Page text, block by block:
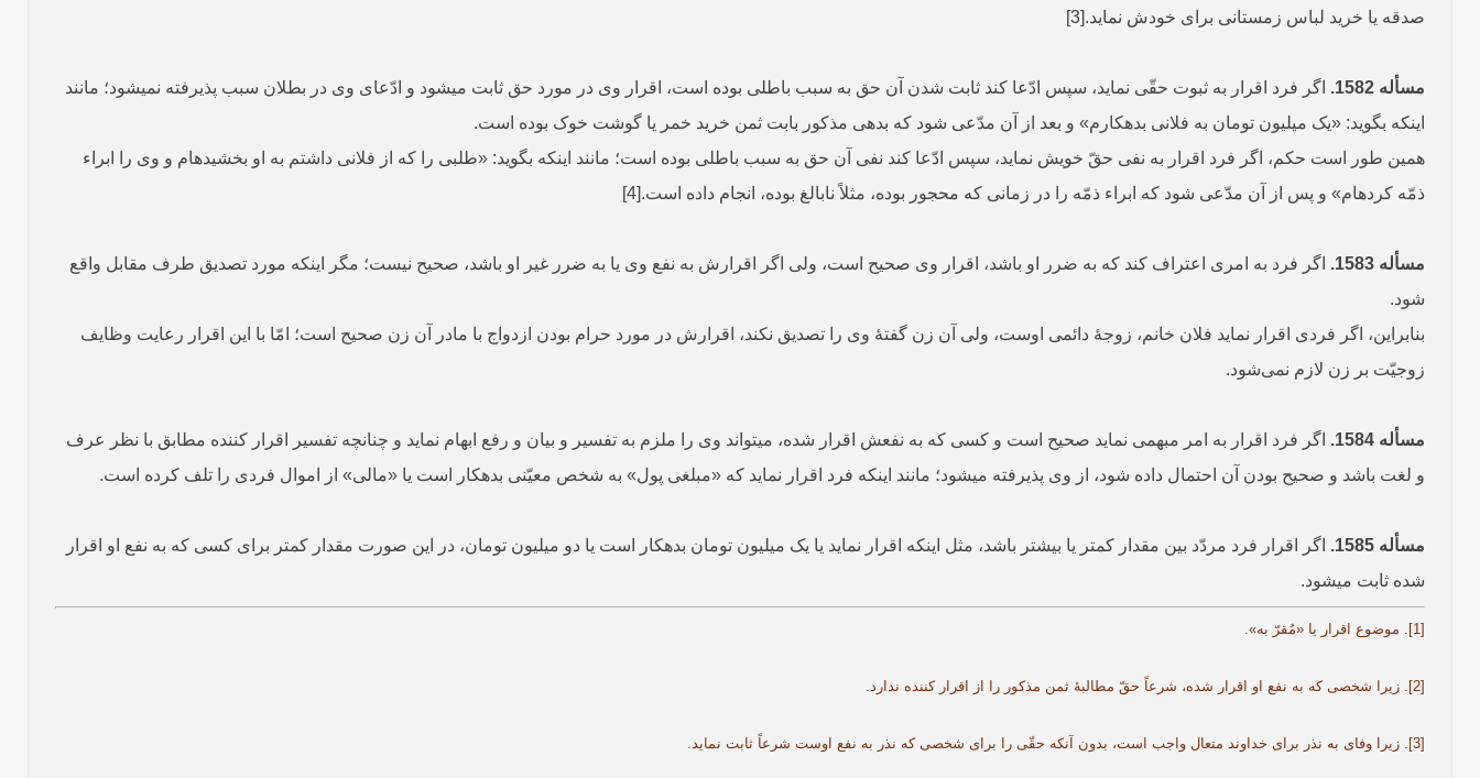
صدقه یا خرید لباس زمستانی برای خودش نماید.[3]
مسأله 1582.
اگر فرد اقرار به ثبوت حقّی نماید، سپس ادّعا کند ثابت شدن آن حق به سبب باطلی بوده است، اقرار وی در مورد حق ثابت می­شود و ادّعای وی در بطلان سبب پذیرفته نمی­شود؛ مانند
اینکه بگوید: «یک میلیون تومان به فلانی بدهکارم» و بعد از آن مدّعی شود که بدهی مذکور بابت ثمن خرید خمر یا گوشت خوک بوده است.
همین طور است حکم، اگر فرد اقرار به نفی حقّ خویش نماید، سپس ادّعا کند نفی آن حق به سبب باطلی بوده است؛ مانند اینکه بگوید: «طلبی را که از فلانی داشتم به او بخشیده­ام و وی را ابراء
ذمّه کرده­ام» و پس از آن مدّعی شود که ابراء ذمّه را در زمانی که محجور بوده، مثلاً نابالغ بوده، انجام داده است.[4]
مسأله 1583.
اگر فرد به امری اعتراف کند که به ضرر او باشد، اقرار وی صحیح است، ولی اگر اقرارش به نفع وی یا به ضرر غیر او باشد، صحیح نیست؛ مگر اینکه مورد تصدیق طرف مقابل واقع
شود.
بنابراین، اگر فردی اقرار نماید فلان خانم، زوجۀ دائمی اوست، ولی آن زن گفتۀ وی را تصدیق نکند، اقرارش در مورد حرام بودن ازدواج با مادر آن زن صحیح است؛ امّا با این اقرار رعایت وظایف
زوجیّت بر زن لازم نمی‌شود.
مسأله 1584.
اگر فرد اقرار به امر مبهمی نماید صحیح است و کسی که به نفعش اقرار شده، می­تواند وی را ملزم به تفسیر و بیان و رفع ابهام نماید و چنانچه تفسیر اقرار کننده مطابق با نظر عرف
و لغت باشد و صحیح بودن آن احتمال داده شود، از وی پذیرفته می­شود؛ مانند اینکه فرد اقرار نماید که «مبلغی پول» به شخص معیّنی بدهکار است یا «مالی» از اموال فردی را تلف کرده است.
مسأله 1585.
اگر اقرار فرد مردّد بین مقدار کمتر یا بیشتر باشد، مثل اینکه اقرار نماید یا یک میلیون تومان بدهکار است یا دو میلیون تومان، در این صورت مقدار کمتر برای کسی که به نفع او اقرار
شده ثابت می­شود.
[1]. موضوع اقرار یا «مُقرّ به».
[2]. زیرا شخصی که به نفع او اقرار شده، شرعاً حقّ مطالبۀ ثمن مذکور را از اقرار کننده ندارد.
[3]. زیرا وفای به نذر برای خداوند متعال واجب است، بدون آنکه حقّی را برای شخصی که نذر به نفع اوست شرعاً ثابت نماید.